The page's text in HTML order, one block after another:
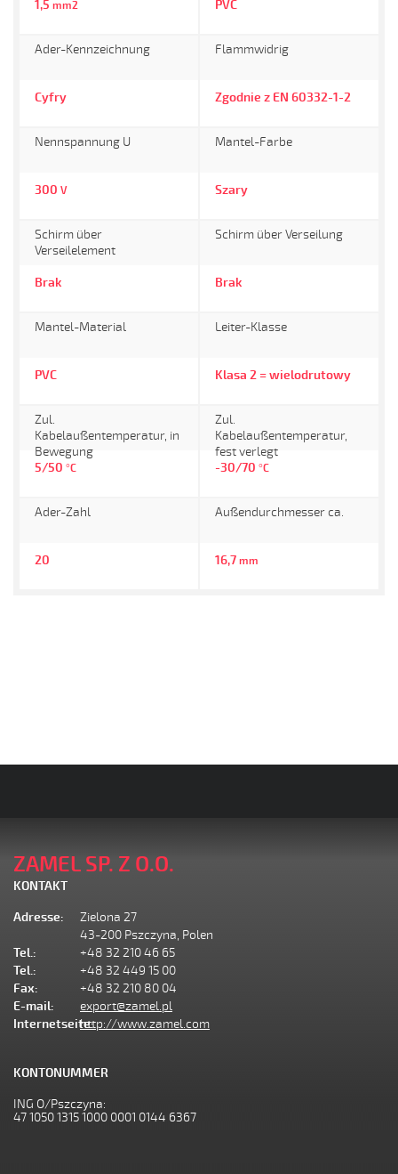
1,5 mm2 PVC
Ader-Kennzeichnung
Cyfry
Flammwidrig
Zgodnie z EN 60332-1-2
Nennspannung U
300 V
Mantel-Farbe
Szary
Schirm über
Verseilelement
Brak
Schirm über Verseilung
Brak
Mantel-Material
PVC
Leiter-Klasse
Klasa 2 = wielodrutowy
Zul.
Kabelaußentemperatur, in
Bewegung
5/50 °C
Zul.
Kabelaußentemperatur,
fest verlegt
-30/70 °C
Ader-Zahl
20
Außendurchmesser ca.
16,7 mm
ZAMEL SP. Z O.O.
KONTAKT
Adresse:
Zielona 27
43-200 Pszczyna, Polen
Tel.:
+48 32 210 46 65
Tel.:
+48 32 449 15 00
Fax:
+48 32 210 80 04
E-mail:
export@zamel.pl
Internetseite:http://www.zamel.com
KONTONUMMER
ING O/Pszczyna:
47 1050 1315 1000 0001 0144 6367